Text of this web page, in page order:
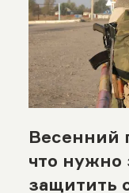
Весенний
что нужно
защитить